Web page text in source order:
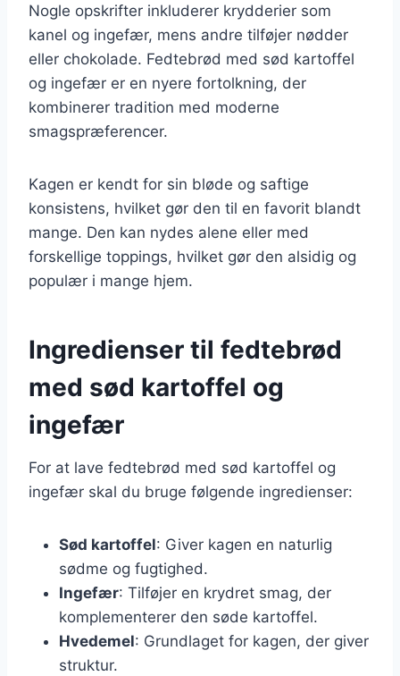
Nogle opskrifter inkluderer krydderier som
kanel og ingefær, mens andre tilføjer nødder
eller chokolade. Fedtebrød med sød kartoffel
og ingefær er en nyere fortolkning, der
kombinerer tradition med moderne
smagspræferencer.
Kagen er kendt for sin bløde og saftige
konsistens, hvilket gør den til en favorit blandt
mange. Den kan nydes alene eller med
forskellige toppings, hvilket gør den alsidig og
populær i mange hjem.
Ingredienser til fedtebrød
med sød kartoffel og
ingefær
For at lave fedtebrød med sød kartoffel og
ingefær skal du bruge følgende ingredienser:
Sød kartoffel: Giver kagen en naturlig
sødme og fugtighed.
Ingefær: Tilføjer en krydret smag, der
komplementerer den søde kartoffel.
Hvedemel: Grundlaget for kagen, der giver
struktur.